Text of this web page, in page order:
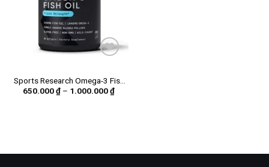
Sports Research Omega-3 Fish
Oil
650.000₫ – 1.000.000₫Khoảng